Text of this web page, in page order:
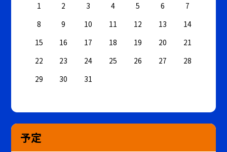
1 2 3 4 5 6
7
8
9 10 11 12 13
14
15
16 17 18 19 20
21
22
23 24 25 26 27
28
29
30 31
予定